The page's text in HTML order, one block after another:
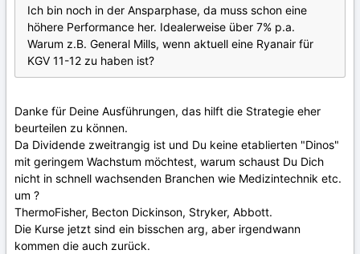
Ich bin noch in der Ansparphase, da muss schon eine
höhere Performance her. Idealerweise über 7% p.a.
Warum z.B. General Mills, wenn aktuell eine Ryanair für
KGV 11-12 zu haben ist?
Danke für Deine Ausführungen, das hilft die Strategie eher
beurteilen zu können.
Da Dividende zweitrangig ist und Du keine etablierten "Dinos"
mit geringem Wachstum möchtest, warum schaust Du Dich
nicht in schnell wachsenden Branchen wie Medizintechnik etc.
um ?
ThermoFisher, Becton Dickinson, Stryker, Abbott.
Die Kurse jetzt sind ein bisschen arg, aber irgendwann
kommen die auch zurück.